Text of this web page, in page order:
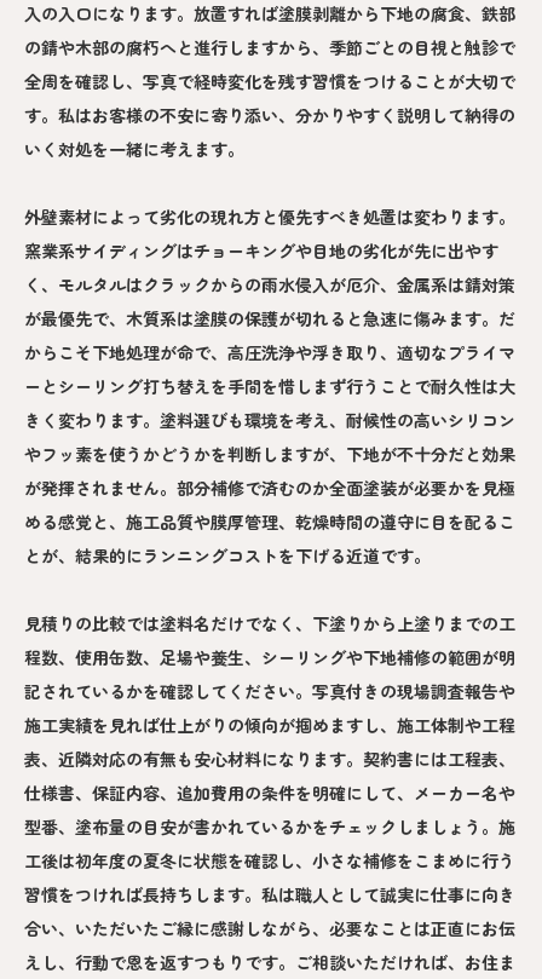
入の入口になります。放置すれば塗膜剥離から下地の腐食、鉄部
の錆や木部の腐朽へと進行しますから、季節ごとの目視と触診で
全周を確認し、写真で経時変化を残す習慣をつけることが大切で
す。私はお客様の不安に寄り添い、分かりやすく説明して納得の
いく対処を一緒に考えます。
外壁素材によって劣化の現れ方と優先すべき処置は変わります。
窯業系サイディングはチョーキングや目地の劣化が先に出やす
く、モルタルはクラックからの雨水侵入が厄介、金属系は錆対策
が最優先で、木質系は塗膜の保護が切れると急速に傷みます。だ
からこそ下地処理が命で、高圧洗浄や浮き取り、適切なプライマ
ーとシーリング打ち替えを手間を惜しまず行うことで耐久性は大
きく変わります。塗料選びも環境を考え、耐候性の高いシリコン
やフッ素を使うかどうかを判断しますが、下地が不十分だと効果
が発揮されません。部分補修で済むのか全面塗装が必要かを見極
める感覚と、施工品質や膜厚管理、乾燥時間の遵守に目を配るこ
とが、結果的にランニングコストを下げる近道です。
見積りの比較では塗料名だけでなく、下塗りから上塗りまでの工
程数、使用缶数、足場や養生、シーリングや下地補修の範囲が明
記されているかを確認してください。写真付きの現場調査報告や
施工実績を見れば仕上がりの傾向が掴めますし、施工体制や工程
表、近隣対応の有無も安心材料になります。契約書には工程表、
仕様書、保証内容、追加費用の条件を明確にして、メーカー名や
型番、塗布量の目安が書かれているかをチェックしましょう。施
工後は初年度の夏冬に状態を確認し、小さな補修をこまめに行う
習慣をつければ長持ちします。私は職人として誠実に仕事に向き
合い、いただいたご縁に感謝しながら、必要なことは正直にお伝
えし、行動で恩を返すつもりです。ご相談いただければ、お住ま